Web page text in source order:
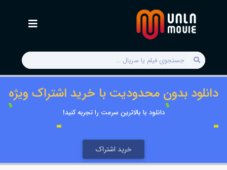
دانلود بدون محدودیت با خرید اشتراک ویژه
دانلود با بالاترین سرعت را تجربه کنید!
خرید اشتراک